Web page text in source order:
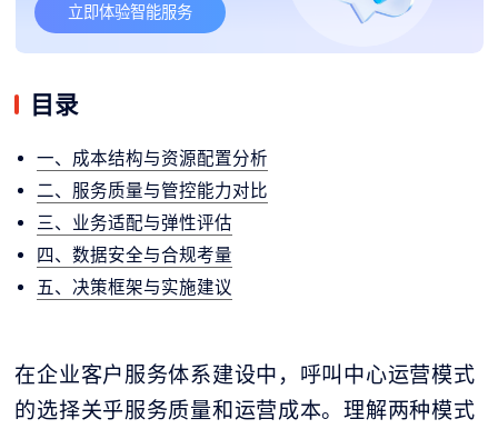
立即体验智能服务
目录
一、成本结构与资源配置分析
二、服务质量与管控能力对比
三、业务适配与弹性评估
四、数据安全与合规考量
五、决策框架与实施建议
在企业客户服务体系建设中，呼叫中心运营模式
的选择关乎服务质量和运营成本。理解两种模式